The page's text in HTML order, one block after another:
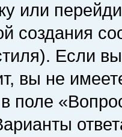
или
создания
Если
вы не
поле